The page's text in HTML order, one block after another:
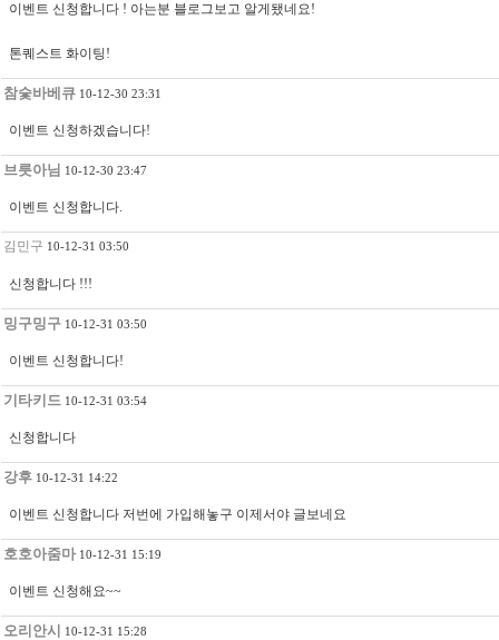
이벤트 신청합니다 ! 아는분 블로그보고 알게됐네요!
톤퀘스트 화이팅!
참숯바베큐 10-12-30 23:31
이벤트 신청하겠습니다!
브릇아님 10-12-30 23:47
이벤트 신청합니다.
김민구 10-12-31 03:50
신청합니다 !!!
밍구밍구 10-12-31 03:50
이벤트 신청합니다!
기타키드 10-12-31 03:54
신청합니다
강후 10-12-31 14:22
이벤트 신청합니다 저번에 가입해놓구 이제서야 글보네요
호호아줌마 10-12-31 15:19
이벤트 신청해요~~
오리안시 10-12-31 15:28